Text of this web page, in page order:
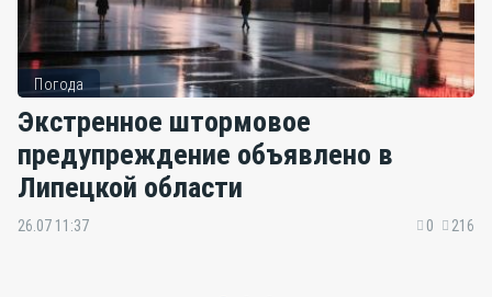
Погода
Экстренное штормовое
предупреждение объявлено в
Липецкой области
26.07 11:37 0 216